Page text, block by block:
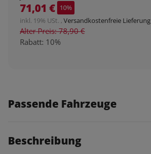
71,01 € 10%
inkl. 19% USt. , Versandkostenfreie Lieferung
Alter Preis: 78,90 €
Rabatt: 10%
Passende Fahrzeuge
Beschreibung